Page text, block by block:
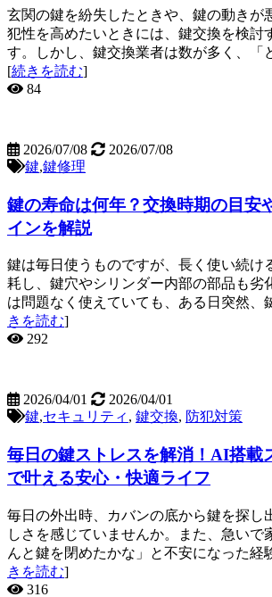
玄関の鍵を紛失したときや、鍵の動きが
犯性を高めたいときには、鍵交換を検討
す。しかし、鍵交換業者は数が多く、
[続きを読む]
84
2026/07/08
2026/07/08
鍵,鍵修理
鍵の寿命は何年？交換時期の目安
インを解説
鍵は毎日使うものですが、長く使い続け
耗し、鍵穴やシリンダー内部の部品も劣
は問題なく使えていても、ある日突然
きを読む]
292
2026/04/01
2026/04/01
鍵,セキュリティ , 鍵交換, 防犯対策
毎日の鍵ストレスを解消！AI搭載
で叶える安心・快適ライフ
毎日の外出時、カバンの底から鍵を探し
しさを感じていませんか。また、急いで
んと鍵を閉めたかな」と不安になった
きを読む]
316